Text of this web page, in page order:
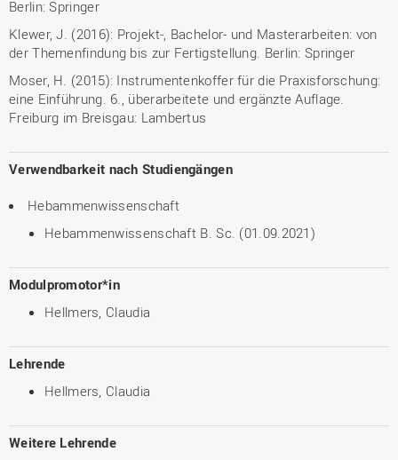
Berlin: Springer
Klewer, J. (2016): Projekt-, Bachelor- und Masterarbeiten: von
der Themenfindung bis zur Fertigstellung. Berlin: Springer
Moser, H. (2015): Instrumentenkoffer für die Praxisforschung:
eine Einführung. 6., überarbeitete und ergänzte Auflage.
Freiburg im Breisgau: Lambertus
Verwendbarkeit nach Studiengängen
Hebammenwissenschaft
Hebammenwissenschaft B. Sc. (01.09.2021)
Modulpromotor*in
Hellmers, Claudia
Lehrende
Hellmers, Claudia
Weitere Lehrende